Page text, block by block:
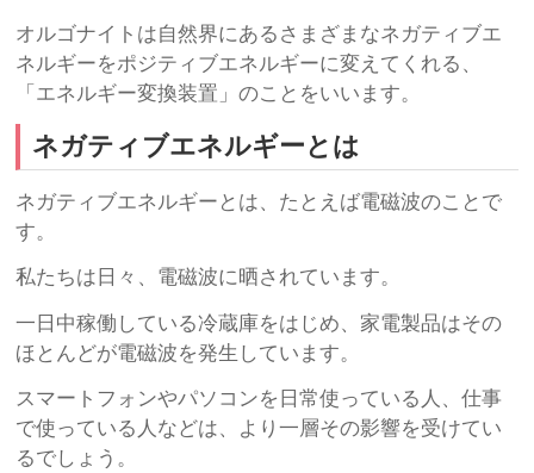
オルゴナイトは自然界にあるさまざまなネガティブエ
ネルギーをポジティブエネルギーに変えてくれる、
「エネルギー変換装置」のことをいいます。
ネガティブエネルギーとは
ネガティブエネルギーとは、たとえば電磁波のことで
す。
私たちは日々、電磁波に晒されています。
一日中稼働している冷蔵庫をはじめ、家電製品はその
ほとんどが電磁波を発生しています。
スマートフォンやパソコンを日常使っている人、仕事
で使っている人などは、より一層その影響を受けてい
るでしょう。